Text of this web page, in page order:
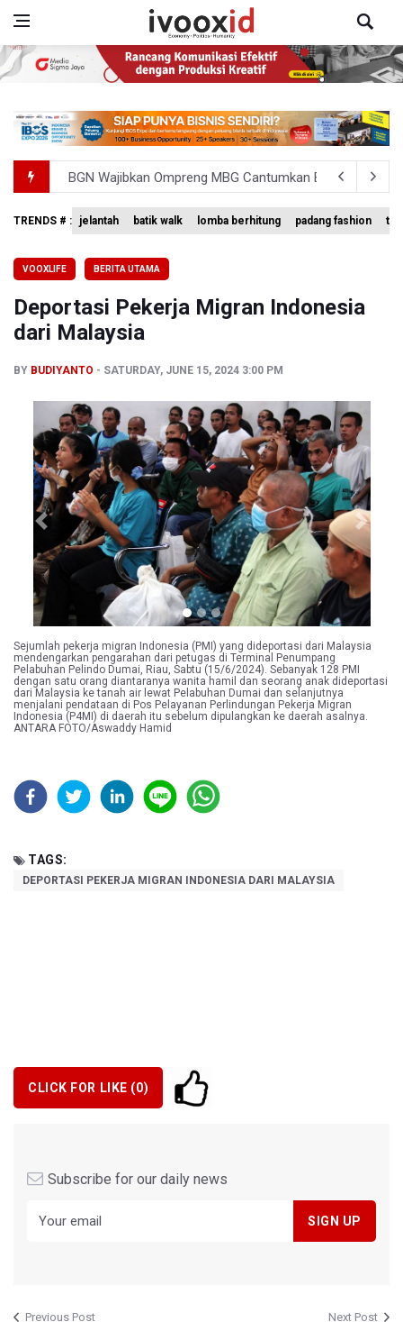
BGN Wajibkan Ompreng MBG Cantumkan Batas Waktu
BEI Catat Pertumbuhan Investor Saham Capai 10,05
Meretas Jalan Terjal Ekonomi Digital: Perjuangan Siti
Anggota DPR Minta Rencana Kenaikan Gaji Kepala
TRENDS # : jelantah batik walk lomba berhitung padang fashion
VOOXLIFE BERITA UTAMA
Deportasi Pekerja Migran Indonesia
dari Malaysia
BY BUDIYANTO SATURDAY, JUNE 15, 2024 3:00 PM
Previous Next
Sejumlah pekerja migran Indonesia (PMI) yang dideportasi dari Malaysia
mendengarkan pengarahan dari petugas di Terminal Penumpang
Pelabuhan Pelindo Dumai, Riau, Sabtu (15/6/2024). Sebanyak 128 PMI
dengan satu orang diantaranya wanita hamil dan seorang anak dideportasi
dari Malaysia ke tanah air lewat Pelabuhan Dumai dan selanjutnya
menjalani pendataan di Pos Pelayanan Perlindungan Pekerja Migran
Indonesia (P4MI) di daerah itu sebelum dipulangkan ke daerah asalnya.
ANTARA FOTO/Aswaddy Hamid
TAGS:
DEPORTASI PEKERJA MIGRAN INDONESIA DARI MALAYSIA
CLICK FOR LIKE (0)
Subscribe for our daily news
Previous Post Next Post